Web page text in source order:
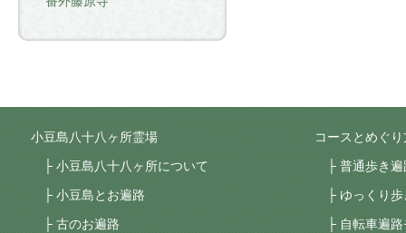
小豆島八十八ヶ所霊場
小豆島八十八ヶ所について
小豆島とお遍路
古のお遍路
コースとめぐ
普通歩き
ゆっくり
自転車遍